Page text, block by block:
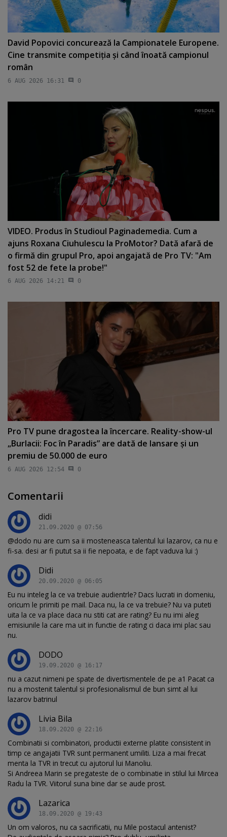
David Popovici concurează la Campionatele Europene.
Cine transmite competiţia şi când înoată campionul
român
6 AUG 2026 16:31 0
VIDEO. Produs în Studioul Paginademedia. Cum a
ajuns Roxana Ciuhulescu la ProMotor? Dată afară de
o firmă din grupul Pro, apoi angajată de Pro TV: "Am
fost 52 de fete la probe!"
6 AUG 2026 14:21 0
Pro TV pune dragostea la încercare. Reality-show-ul
„Burlacii: Foc în Paradis” are dată de lansare şi un
premiu de 50.000 de euro
6 AUG 2026 12:54 0
Comentarii
didi
21.09.2020 @ 07:56
@dodo nu are cum sa ii mosteneasca talentul lui lazarov, ca nu e
fi-sa. desi ar fi putut sa ii fie nepoata, e de fapt vaduva lui :)
Didi
20.09.2020 @ 06:05
Eu nu inteleg la ce va trebuie audientrle? Dacs lucrati in domeniu,
oricum le primiti pe mail. Daca nu, la ce va trebuie? Nu va puteti
uita la ce va place daca nu stiti cat are rating? Eu nu imi aleg
emisiunile la care ma uit in functie de rating ci daca imi plac sau
nu.
DODO
19.09.2020 @ 16:17
nu a cazut nimeni pe spate de divertismentele de pe a1 Pacat ca
nu a mostenit talentul si profesionalismul de bun simt al lui
lazarov batrinul
Livia Bila
18.09.2020 @ 22:16
Combinatii si combinatori, productii externe platite consistent in
timp ce angajatii TVR sunt permanent umiliti. Liza a mai frecat
menta la TVR in trecut cu ajutorul lui Manoliu.
Si Andreea Marin se pregateste de o combinatie in stilul lui Mircea
Radu la TVR. Viitorul suna bine dar se aude prost.
Lazarica
18.09.2020 @ 19:43
Un om valoros, nu ca sacrificatii, nu Mile postacul antenist?